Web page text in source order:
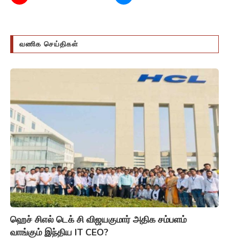
வணிக செய்திகள்
ஹெச் சிஎல் டெக் சி விஜயகுமார் அதிக சம்பளம்
வாங்கும் இந்திய IT CEO?